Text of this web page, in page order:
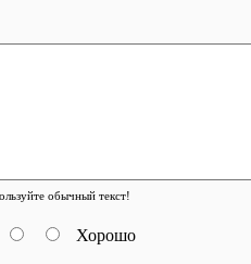
обычный текст!
Хорошо